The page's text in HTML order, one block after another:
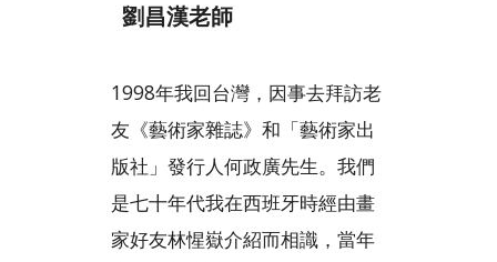
劉昌漢老師
1998年我回台灣，因事去拜訪老
友《藝術家雜誌》和「藝術家出
版社」發行人何政廣先生。我們
是七十年代我在西班牙時經由畫
家好友林惺嶽介紹而相識，當年